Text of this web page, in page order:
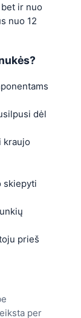
ir nuo
nuo 12
dėl
kraujo
skiepyti
prieš
per